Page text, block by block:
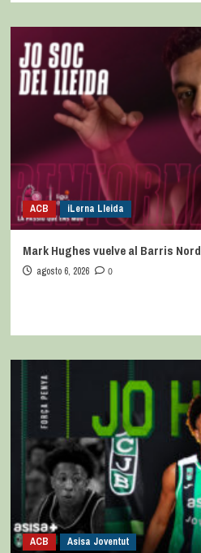
ACB iLerna Lleida
Mark Hughes vuelve al Barris Nord
agosto 6, 2026 0
ACB Asisa Joventut